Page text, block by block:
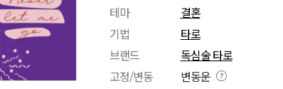
테마
결혼
기법
타로
브랜드
독심술 타로
고정/변동
변동운